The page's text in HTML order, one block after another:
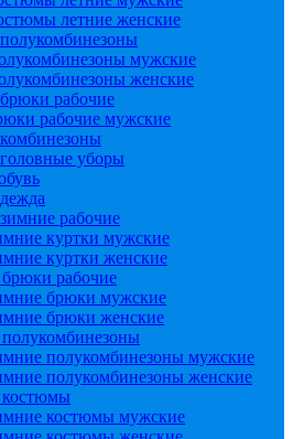
летние женские
мужские
женские
рабочие
рабочие мужские
уборы
рабочие
куртки мужские
куртки женские
рабочие
брюки мужские
брюки женские
полукомбинезоны мужские
полукомбинезоны женские
костюмы мужские